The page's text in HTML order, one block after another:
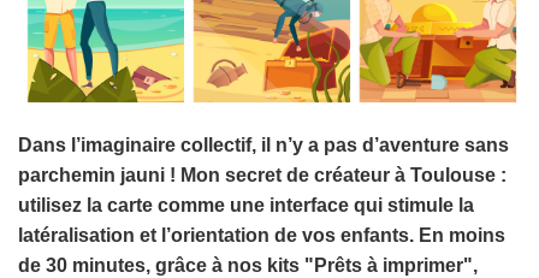
Dans l’imaginaire collectif, il n’y a pas d’aventure sans
parchemin jauni ! Mon secret de créateur à Toulouse :
utilisez la carte comme une interface qui stimule la
latéralisation et l’orientation de vos enfants. En moins
de 30 minutes, grâce à nos kits "Prêts à imprimer",